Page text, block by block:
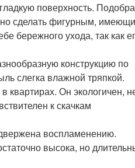
поверхность.
сделать фигурным,
бережного ухода, так как
конструкцию по
слегка влажной тряпкой.
квартирах. Он экологичен,
к скачкам
воспламенению.
высока, но